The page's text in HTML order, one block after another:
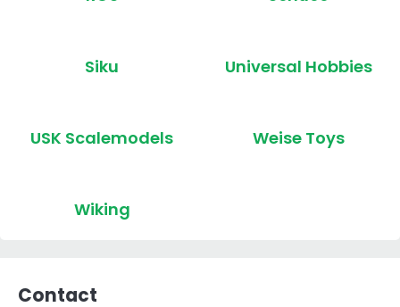
Siku Universal Hobbies
USK Scalemodels Weise Toys
Wiking
Contact